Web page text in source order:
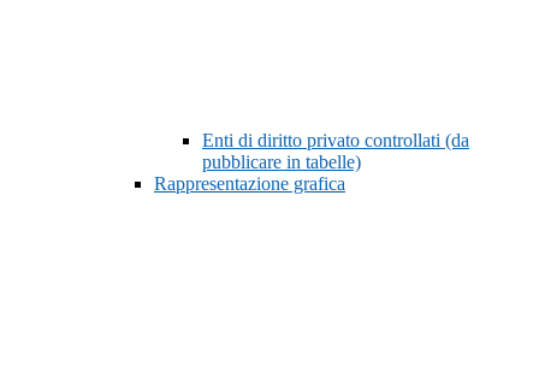
Enti di diritto privato controllati (da
pubblicare in tabelle)
Rappresentazione grafica